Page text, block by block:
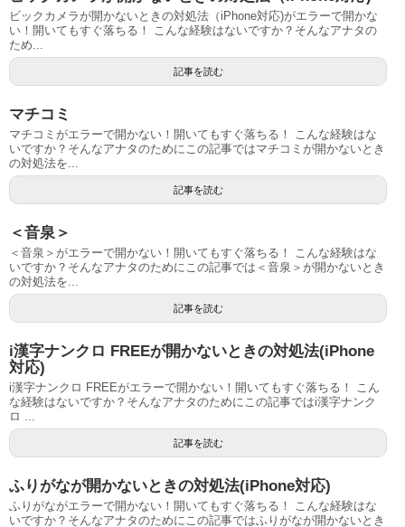
ビックカメラが開かないときの対処法（iPhone対応)がエラーで開かな
い！開いてもすぐ落ちる！ こんな経験はないですか？そんなアナタの
ため...
記事を読む
マチコミ
マチコミがエラーで開かない！開いてもすぐ落ちる！ こんな経験はな
いですか？そんなアナタのためにこの記事ではマチコミが開かないとき
の対処法を...
記事を読む
＜音泉＞
＜音泉＞がエラーで開かない！開いてもすぐ落ちる！ こんな経験はな
いですか？そんなアナタのためにこの記事では＜音泉＞が開かないとき
の対処法を...
記事を読む
i漢字ナンクロ FREEが開かないときの対処法(iPhone
対応)
i漢字ナンクロ FREEがエラーで開かない！開いてもすぐ落ちる！ こん
な経験はないですか？そんなアナタのためにこの記事ではi漢字ナンク
ロ ...
記事を読む
ふりがなが開かないときの対処法(iPhone対応)
ふりがながエラーで開かない！開いてもすぐ落ちる！ こんな経験はな
いですか？そんなアナタのためにこの記事ではふりがなが開かないとき